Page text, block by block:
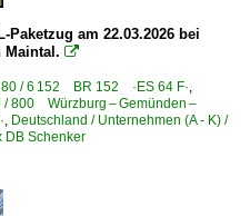
Paketzug am 22.03.2026 bei
Maintal. 
80 / 6 152 BR 152 ·ES 64 F·,
/ 800 Würzburg – Gemünden –
, Deutschland / Unternehmen (A - K) /
Schenker